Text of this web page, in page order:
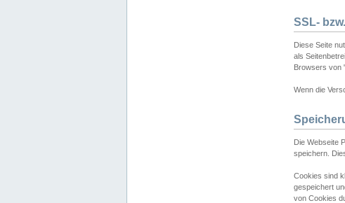
SSL-
Diese Seite
als
Browsers von
Wenn die
Die Webseite
speichern.
Cookies sind
gespeichert
von Cookies